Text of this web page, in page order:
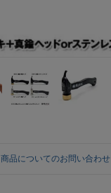
商品についてのお問い合わせ